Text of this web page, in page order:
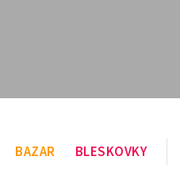
BAZAR BLESKOVKY